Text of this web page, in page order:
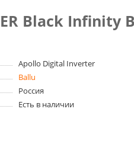
Black Infinity
Apollo Digital Inverter
Ballu
Россия
Есть в наличии